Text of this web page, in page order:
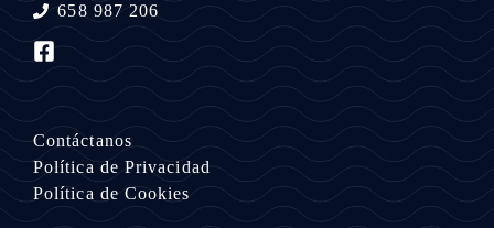
658 987 206
Contáctanos
Política de Privacidad
Política de Cookies